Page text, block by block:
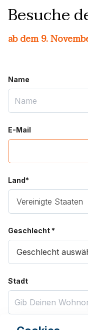
Besuche
ab dem 9.
Name
E-Mail
Land*
Geschlecht *
Stadt